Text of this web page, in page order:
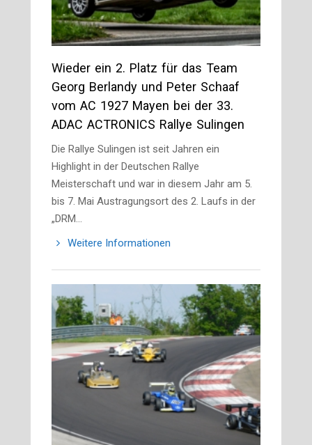
Wieder ein 2. Platz für das Team
Georg Berlandy und Peter Schaaf
vom AC 1927 Mayen bei der 33.
ADAC ACTRONICS Rallye Sulingen
Die Rallye Sulingen ist seit Jahren ein
Highlight in der Deutschen Rallye
Meisterschaft und war in diesem Jahr am 5.
bis 7. Mai Austragungsort des 2. Laufs in der
„DRM…
Weitere Informationen